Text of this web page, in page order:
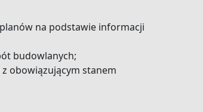
na podstawie informacji
budowlanych;
obowiązującym stanem